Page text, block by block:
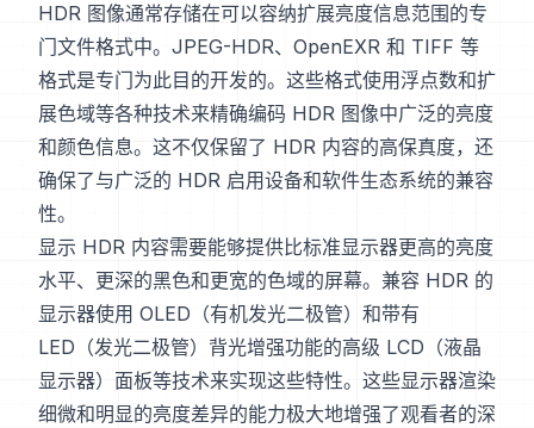
HDR 图像通常存储在可以容纳扩展亮度信息范围的专
门文件格式中。JPEG-HDR、OpenEXR 和 TIFF 等
格式是专门为此目的开发的。这些格式使用浮点数和扩
展色域等各种技术来精确编码 HDR 图像中广泛的亮度
和颜色信息。这不仅保留了 HDR 内容的高保真度，还
确保了与广泛的 HDR 启用设备和软件生态系统的兼容
性。
显示 HDR 内容需要能够提供比标准显示器更高的亮度
水平、更深的黑色和更宽的色域的屏幕。兼容 HDR 的
显示器使用 OLED（有机发光二极管）和带有
LED（发光二极管）背光增强功能的高级 LCD（液晶
显示器）面板等技术来实现这些特性。这些显示器渲染
细微和明显的亮度差异的能力极大地增强了观看者的深